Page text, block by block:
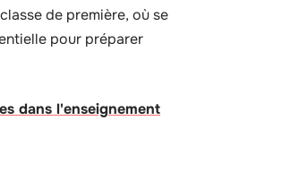
de première, où se
pour préparer
dans l'enseignement